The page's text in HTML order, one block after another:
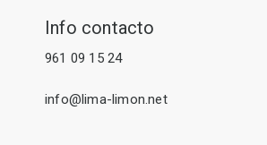
Info contacto
961 09 15 24
info@lima-limon.net